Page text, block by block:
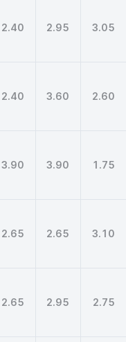
2.40 2.95 3.05
2.40 3.60 2.60
3.90 3.90 1.75
2.65 2.65 3.10
2.65 2.95 2.75